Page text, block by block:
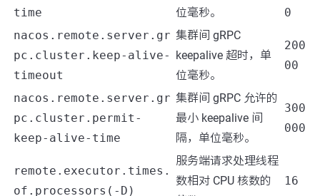
time
位毫秒。
0
nacos.remote.server.gr
pc.cluster.keep-alive-
timeout
集群间 gRPC
keepalive 超时，单
位毫秒。
200
00
nacos.remote.server.gr
pc.cluster.permit-
keep-alive-time
集群间 gRPC 允许的
最小 keepalive 间
隔，单位毫秒。
300
000
remote.executor.times.
of.processors(-D)
服务端请求处理线程
数相对 CPU 核数的
16